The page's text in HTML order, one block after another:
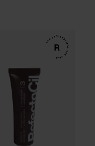
Chute Fortifiant
RefectoCilEyelash